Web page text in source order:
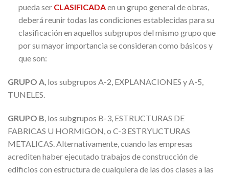
pueda ser CLASIFICADAen un grupo general de obras,
deberá reunir todas las condiciones establecidas para su
clasificación en aquellos subgrupos del mismo grupo que
por su mayor importancia se consideran como básicos y
que son:
GRUPO A, los subgrupos A-2, EXPLANACIONES y A-5,
TUNELES.
GRUPO B, los subgrupos B-3, ESTRUCTURAS DE
FABRICAS U HORMIGON, o C-3 ESTRYUCTURAS
METALICAS. Alternativamente, cuando las empresas
acrediten haber ejecutado trabajos de construcción de
edificios con estructura de cualquiera de las dos clases a las